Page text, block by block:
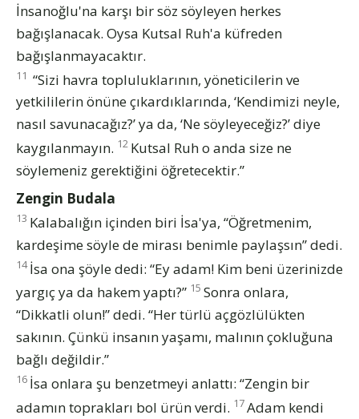
İnsanoğlu'na karşı bir söz söyleyen herkes
bağışlanacak. Oysa Kutsal Ruh'a küfreden
bağışlanmayacaktır.
11 “Sizi havra topluluklarının, yöneticilerin ve
yetkililerin önüne çıkardıklarında, ‘Kendimizi neyle,
nasıl savunacağız?’ ya da, ‘Ne söyleyeceğiz?’ diye
kaygılanmayın. 12 Kutsal Ruh o anda size ne
söylemeniz gerektiğini öğretecektir.”
Zengin Budala
13 Kalabalığın içinden biri İsa'ya, “Öğretmenim,
kardeşime söyle de mirası benimle paylaşsın” dedi.
14 İsa ona şöyle dedi: “Ey adam! Kim beni üzerinizde
yargıç ya da hakem yaptı?” 15 Sonra onlara,
“Dikkatli olun!” dedi. “Her türlü açgözlülükten
sakının. Çünkü insanın yaşamı, malının çokluğuna
bağlı değildir.”
16 İsa onlara şu benzetmeyi anlattı: “Zengin bir
adamın toprakları bol ürün verdi. 17Adam kendi